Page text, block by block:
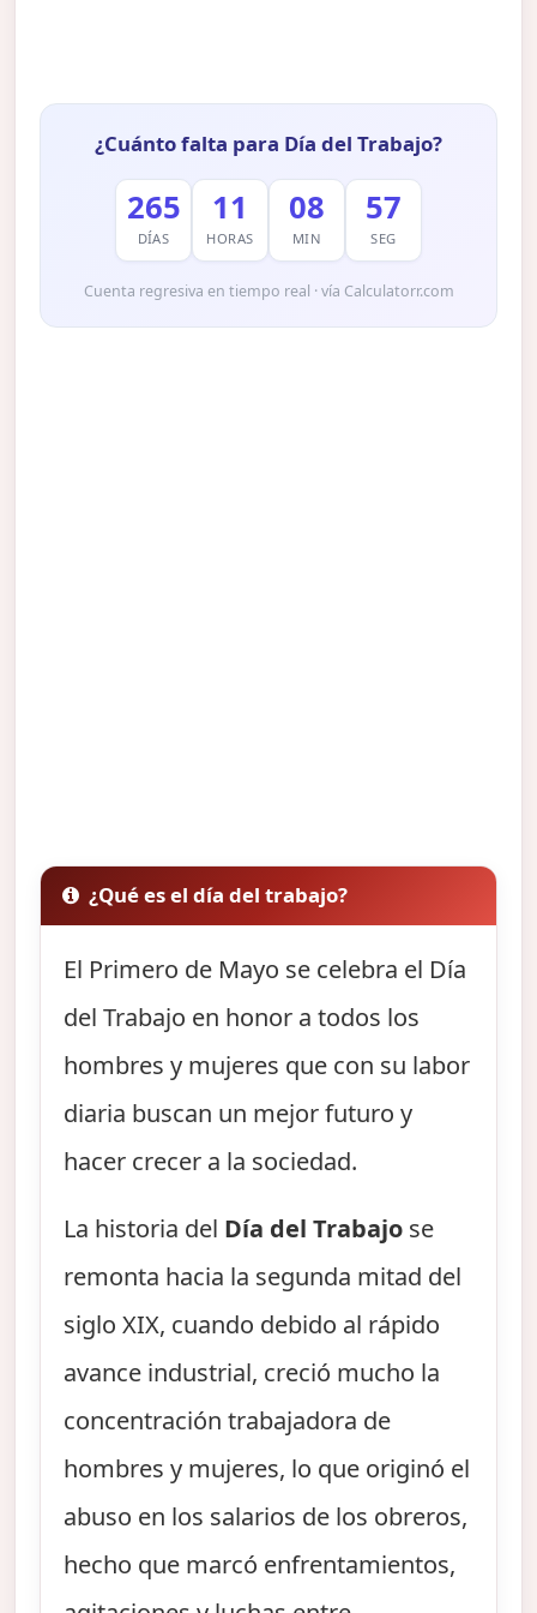
¿Cuánto falta para Día del Trabajo?
265
DÍAS
11
HORAS
08
MIN
56
SEG
Cuenta regresiva en tiempo real · vía Calculatorr.com
¿Qué es el día del trabajo?
El Primero de Mayo se celebra el Día
del Trabajo en honor a todos los
hombres y mujeres que con su labor
diaria buscan un mejor futuro y
hacer crecer a la sociedad.
La historia del Día del Trabajo se
remonta hacia la segunda mitad del
siglo XIX, cuando debido al rápido
avance industrial, creció mucho la
concentración trabajadora de
hombres y mujeres, lo que originó el
abuso en los salarios de los obreros,
hecho que marcó enfrentamientos,